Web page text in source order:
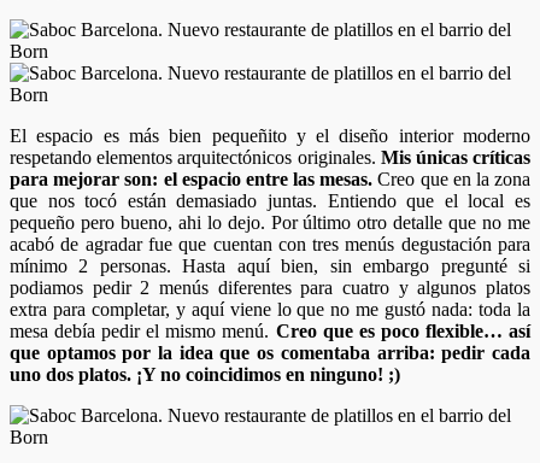
El espacio es más bien pequeñito y el diseño interior moderno
respetando elementos arquitectónicos originales. Mis únicas críticas
para mejorar son: el espacio entre las mesas. Creo que en la zona
que nos tocó están demasiado juntas. Entiendo que el local es
pequeño pero bueno, ahi lo dejo. Por último otro detalle que no me
acabó de agradar fue que cuentan con tres menús degustación para
mínimo 2 personas. Hasta aquí bien, sin embargo pregunté si
podiamos pedir 2 menús diferentes para cuatro y algunos platos
extra para completar, y aquí viene lo que no me gustó nada: toda la
mesa debía pedir el mismo menú. Creo que es poco flexible… así
que optamos por la idea que os comentaba arriba: pedir cada
uno dos platos. ¡Y no coincidimos en ninguno! ;)